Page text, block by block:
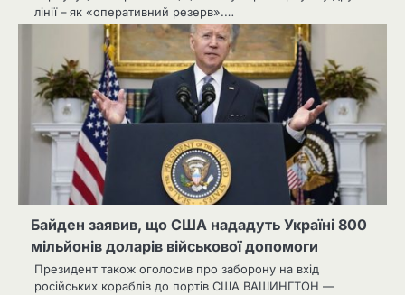
лінії – як «оперативний резерв».…
Байден заявив, що США нададуть Україні 800
мільйонів доларів військової допомоги
Президент також оголосив про заборону на вхід
російських кораблів до портів США ВАШИНГТОН —